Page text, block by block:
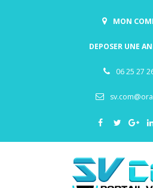
MON
DEPOSER UNE
06 25 27